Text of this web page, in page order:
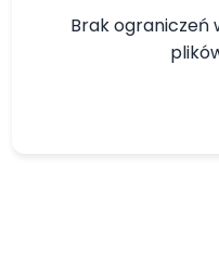
Brak ograniczeń